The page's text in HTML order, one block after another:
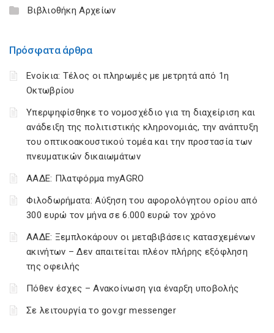
Βιβλιοθήκη Αρχείων
Πρόσφατα άρθρα
Ενοίκια: Τέλος οι πληρωμές με μετρητά από 1η
Οκτωβρίου
Υπερψηφίσθηκε το νομοσχέδιο για τη διαχείριση και
ανάδειξη της πολιτιστικής κληρονομιάς, την ανάπτυξη
του οπτικοακουστικού τομέα και την προστασία των
πνευματικών δικαιωμάτων
ΑΑΔΕ: Πλατφόρμα myAGRO
Φιλοδωρήματα: Αύξηση του αφορολόγητου ορίου από
300 ευρώ τον μήνα σε 6.000 ευρώ τον χρόνο
ΑΑΔΕ: Ξεμπλοκάρουν οι μεταβιβάσεις κατασχεμένων
ακινήτων – Δεν απαιτείται πλέον πλήρης εξόφληση
της οφειλής
Πόθεν έσχες – Ανακοίνωση για έναρξη υποβολής
Σε λειτουργία το gov.gr messenger